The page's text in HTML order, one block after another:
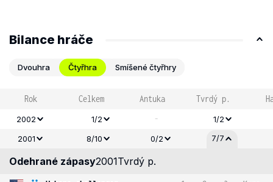
Bilance hráče
Dvouhra Čtyřhra Smíšené čtyřhry
Rok Celkem Antuka Tvrdý p.
2002 1/2 -
1/2
2001
8/10 0/2 7/7
Odehrané zápasy2001Tvrdý p.